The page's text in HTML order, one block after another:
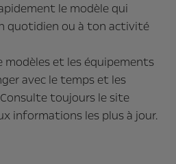
le modèle qui
quotidien ou à ton activité
modèles et les équipements
avec le temps et les
toujours le site
informations les plus à jour.